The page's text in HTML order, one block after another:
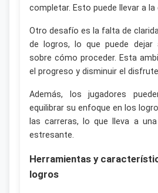
completar. Esto puede llevar a
Otro desafío es la falta de
de logros, lo que puede dejar
sobre cómo proceder. Esta
el progreso y disminuir el
Además, los jugadores
equilibrar su enfoque en los
las carreras, lo que lleva a
estresante.
Herramientas y
logros